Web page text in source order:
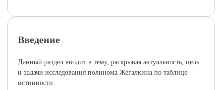
Введение
Данный раздел вводит в тему, раскрывая актуальность, цель
и задачи исследования полинома Жегалкина по таблице
истинности.